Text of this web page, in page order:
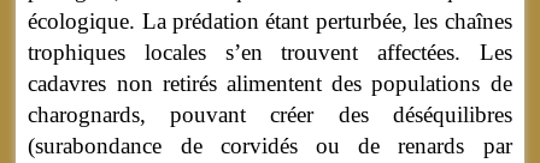
écologique. La prédation étant perturbée, les chaînes
trophiques locales s’en trouvent affectées. Les
cadavres non retirés alimentent des populations de
charognards, pouvant créer des déséquilibres
(surabondance de corvidés ou de renards par